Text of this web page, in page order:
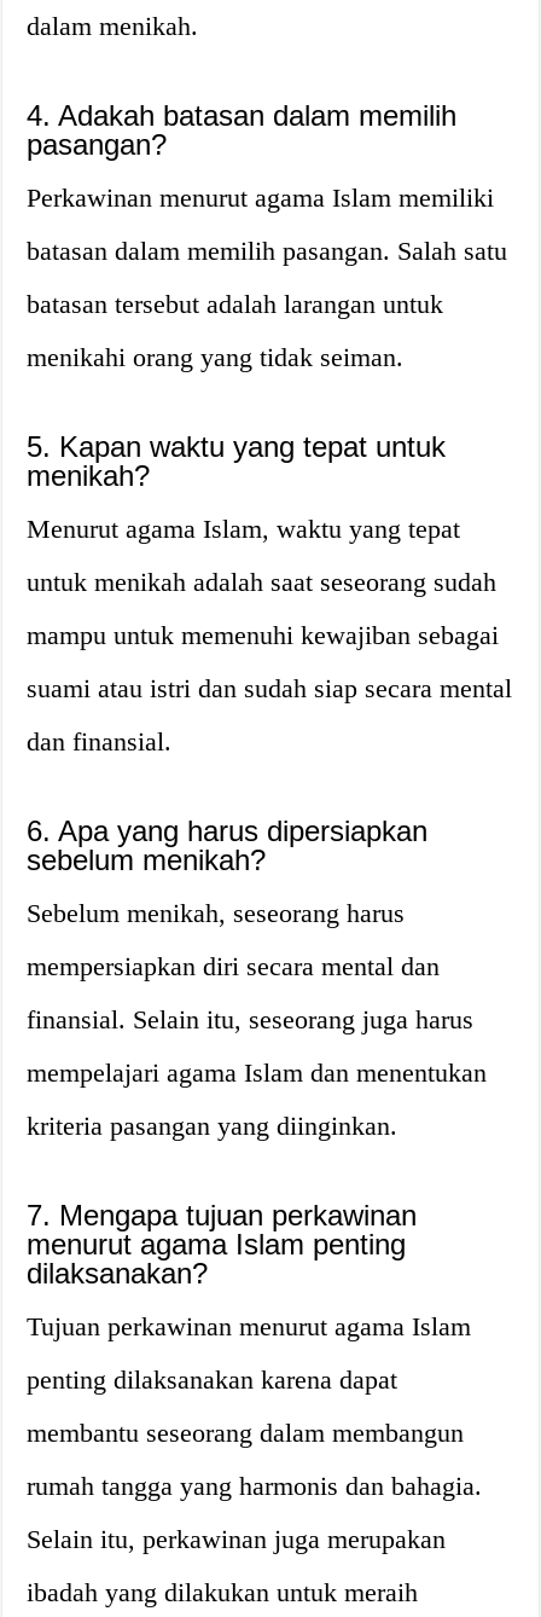
dalam menikah.
4. Adakah batasan dalam memilih
pasangan?
Perkawinan menurut agama Islam memiliki
batasan dalam memilih pasangan. Salah satu
batasan tersebut adalah larangan untuk
menikahi orang yang tidak seiman.
5. Kapan waktu yang tepat untuk
menikah?
Menurut agama Islam, waktu yang tepat
untuk menikah adalah saat seseorang sudah
mampu untuk memenuhi kewajiban sebagai
suami atau istri dan sudah siap secara mental
dan finansial.
6. Apa yang harus dipersiapkan
sebelum menikah?
Sebelum menikah, seseorang harus
mempersiapkan diri secara mental dan
finansial. Selain itu, seseorang juga harus
mempelajari agama Islam dan menentukan
kriteria pasangan yang diinginkan.
7. Mengapa tujuan perkawinan
menurut agama Islam penting
dilaksanakan?
Tujuan perkawinan menurut agama Islam
penting dilaksanakan karena dapat
membantu seseorang dalam membangun
rumah tangga yang harmonis dan bahagia.
Selain itu, perkawinan juga merupakan
ibadah yang dilakukan untuk meraih